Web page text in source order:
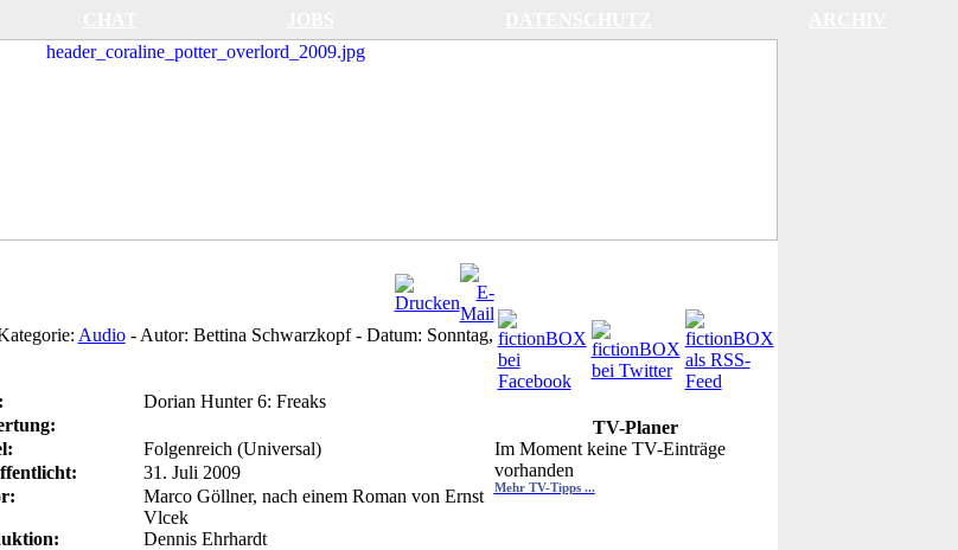
Audio- Autor: Bettina Schwarzkopf- Datum: Sonntag,
Dorian Hunter 6: Freaks
Folgenreich (Universal)
31. Juli 2009
Marco Göllner, nach einem Roman von Ernst
Vlcek
Dennis Ehrhardt
TV-Planer
Im Moment keine TV-Einträge
vorhanden
Mehr TV-Tipps ...